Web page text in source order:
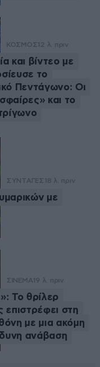
ΚΟΣΜΟΣ 12 λ. πριν
και βίντεο με
το
Πεντάγωνο: Οι
και το
ΣΥΝΤΑΓΕΣ 18 λ. πριν
με
ΣΙΝΕΜΑ 19 λ. πριν
Το θρίλερ
επιστρέφει στη
με μια ακόμη
ανάβαση